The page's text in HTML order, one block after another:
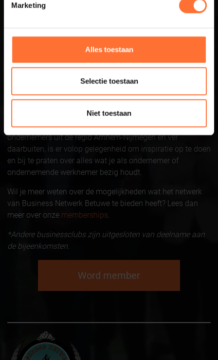
Marketing
Alles toestaan
Selectie toestaan
Niet toestaan
Business Netwerk
Betuwe
Business Netwerk Betuwe is hét business netwerk voor de
regio Arnhem-Nijmegen waar succesvolle ondernemers
3e donderdag van de maandvan 09:00 en 11:00 uur is er
een bijeenkomst. Naast het netwerken zijn er ook
inspirerende en interessante gastpresentatie. Voor
ondernemers uit de regio Arnhem-Nijmegen en vér
daarbuiten, is er volop gelegenheid om inspiratie op te doen
en bij te praten over alles wat je als ondernemer of
ondernemende werknemer bezig houdt.
Wil je meer weten over de mogelijkheden wat het netwerk
van Business Netwerk Betuwe te bieden heeft? Lees dan
meer over onze memberships.
*Andere businessclubs zijn uitgesloten van deelname aan
de bijeenkomsten.
Word member